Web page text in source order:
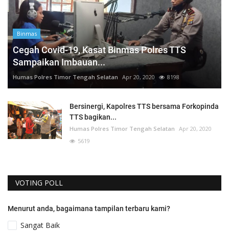
Binmas
Cegah Covid-19, Kasat Binmas Polres TTS
Sampaikan Imbauan...
Humas Polres Timor Tengah Selatan Apr 20, 2020 8198
Bersinergi, Kapolres TTS bersama Forkopinda
TTS bagikan...
Humas Polres Timor Tengah Selatan Apr 20, 2020
5619
VOTING POLL
Menurut anda, bagaimana tampilan terbaru kami?
Sangat Baik